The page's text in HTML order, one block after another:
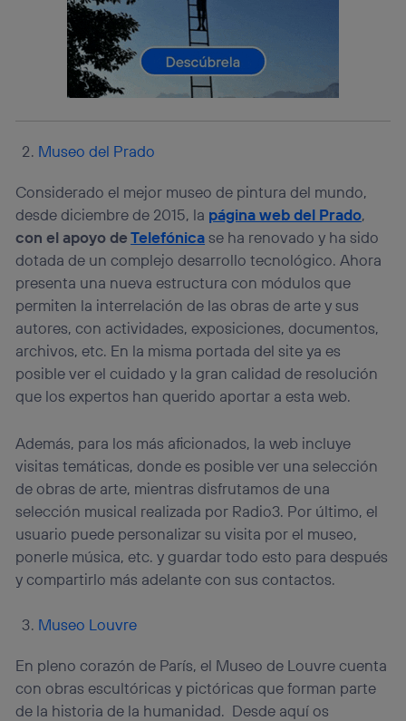
Museo del Prado
Considerado el mejor museo de pintura del mundo,
desde diciembre de 2015, la página web del Prado,
con el apoyo deTelefónicase ha renovado y ha sido
dotada de un complejo desarrollo tecnológico. Ahora
presenta una nueva estructura con módulos que
permiten la interrelación de las obras de arte y sus
autores, con actividades, exposiciones, documentos,
archivos, etc. En la misma portada del site ya es
posible ver el cuidado y la gran calidad de resolución
que los expertos han querido aportar a esta web.
Además, para los más aficionados, la web incluye
visitas temáticas, donde es posible ver una selección
de obras de arte, mientras disfrutamos de una
selección musical realizada por Radio3. Por último, el
usuario puede personalizar su visita por el museo,
ponerle música, etc. y guardar todo esto para después
y compartirlo más adelante con sus contactos.
Museo Louvre
En pleno corazón de París, el Museo de Louvre cuenta
con obras escultóricas y pictóricas que forman parte
de la historia de la humanidad. Desde aquí os
telecomunicaciones vinculada a la conexión que utilizas
(p. ej., número de teléfono móvil).
Este identificador se asigna a la conexión de internet, por
lo que cualquier persona que conecte su dispositivo y
consienta el uso de la tecnología recibirá el mismo
identificador. Típicamente:
el marketing o análisis se realizará en función de las
actividades de navegación de los miembros del hogar
datos móviles
, el marketing será más
personalizado, ya que se basará únicamente en la
navegación del usuario del móvil.
Puedes gestionar los consentimientos Utiq seleccionando
“Administrar Utiq” en la parte inferior de esta página web o
visitando el
portal de privacidad de Utiq
(“consenthub”) . Para más información, consulta
la política de privacidad de Utiq.